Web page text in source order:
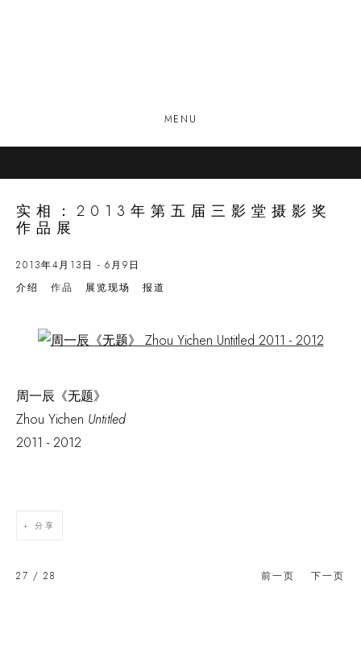
MENU
实相：2013年第五届三影堂摄影奖
作品展
2013年4月13日 - 6月9日
介绍
作品 展览现场 报道
Open a larger version of the following image in a popup:
周一辰《无题》
Zhou Yichen Untitled
2011 - 2012
分享
前一页 下一页
27 / 28